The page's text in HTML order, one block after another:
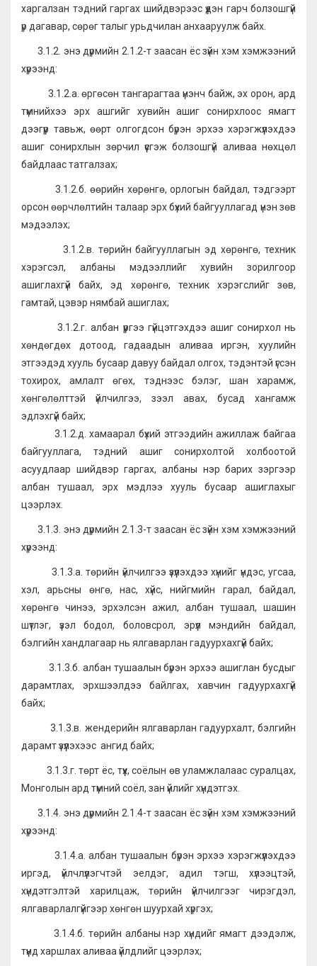
харгалзан тэдний гаргах шийдвэрээс үүдэн гарч болзошгүй
үр дагавар, сөрөг талыг урьдчилан анхааруулж байх.
3.1.2. энэ дүрмийн 2.1.2-т заасан ёс зүйн хэм хэмжээний
хүрээнд:
3.1.2.а. өргөсөн тангарагтаа үнэнч байж, эх орон, ард
түмнийхээ эрх ашгийг хувийн ашиг сонирхлоос ямагт
дээгүүр тавьж, өөрт олгогдсон бүрэн эрхээ хэрэгжүүлэхдээ
ашиг сонирхлын зөрчил үүсгэж болзошгүй аливаа нөхцөл
байдлаас татгалзах;
3.1.2.б. өөрийн хөрөнгө, орлогын байдал, тэдгээрт
орсон өөрчлөлтийн талаар эрх бүхий байгууллагад үнэн зөв
мэдээлэх;
3.1.2.в. төрийн байгууллагын эд хөрөнгө, техник
хэрэгсэл, албаны мэдээллийг хувийн зорилгоор
ашиглахгүй байх, эд хөрөнгө, техник хэрэгслийг зөв,
гамтай, цэвэр нямбай ашиглах;
3.1.2.г. албан үүргээ гүйцэтгэхдээ ашиг сонирхол нь
хөндөгдөх дотоод, гадаадын аливаа иргэн, хуулийн
этгээдэд хууль бусаар давуу байдал олгох, тэдэнтэй үгсэн
тохирох, амлалт өгөх, тэднээс бэлэг, шан харамж,
хөнгөлөлттэй үйлчилгээ, зээл авах, бусад хангамж
эдлэхгүй байх;
3.1.2.д. хамаарал бүхий этгээдийн ажиллаж байгаа
байгууллага, тэдний ашиг сонирхолтой холбоотой
асуудлаар шийдвэр гаргах, албаны нэр барих зэргээр
албан тушаал, эрх мэдлээ хууль бусаар ашиглахыг
цээрлэх.
3.1.3. энэ дүрмийн 2.1.3-т заасан ёс зүйн хэм хэмжээний
хүрээнд:
3.1.3.а. төрийн үйлчилгээ үзүүлэхдээ хүнийг үндэс, угсаа,
хэл, арьсны өнгө, нас, хүйс, нийгмийн гарал, байдал,
хөрөнгө чинээ, эрхэлсэн ажил, албан тушаал, шашин
шүтлэг, үзэл бодол, боловсрол, эрүүл мэндийн байдал,
бэлгийн хандлагаар нь ялгаварлан гадуурхахгүй байх;
3.1.3.б. албан тушаалын бүрэн эрхээ ашиглан бусдыг
дарамтлах, эрхшээлдээ байлгах, хавчин гадуурхахгүй
байх;
3.1.3.в. жендерийн ялгаварлан гадуурхалт, бэлгийн
дарамт үзүүлэхээс ангид байх;
3.1.3.г. төрт ёс, түүх, соёлын өв уламжлалаас суралцах,
Монголын ард түмний соёл, зан үйлийг хүндэтгэх.
3.1.4. энэ дүрмийн 2.1.4-т заасан ёс зүйн хэм хэмжээний
хүрээнд:
3.1.4.а. албан тушаалын бүрэн эрхээ хэрэгжүүлэхдээ
иргэд, үйлчлүүлэгчтэй эелдэг, адил тэгш, хүлээцтэй,
хүндэтгэлтэй харилцаж, төрийн үйлчилгээг чирэгдэл,
ялгаварлалгүйгээр хөнгөн шуурхай хүргэх;
3.1.4.б. төрийн албаны нэр хүндийг ямагт дээдэлж,
түүнд харшлах аливаа үйлдлийг цээрлэх;